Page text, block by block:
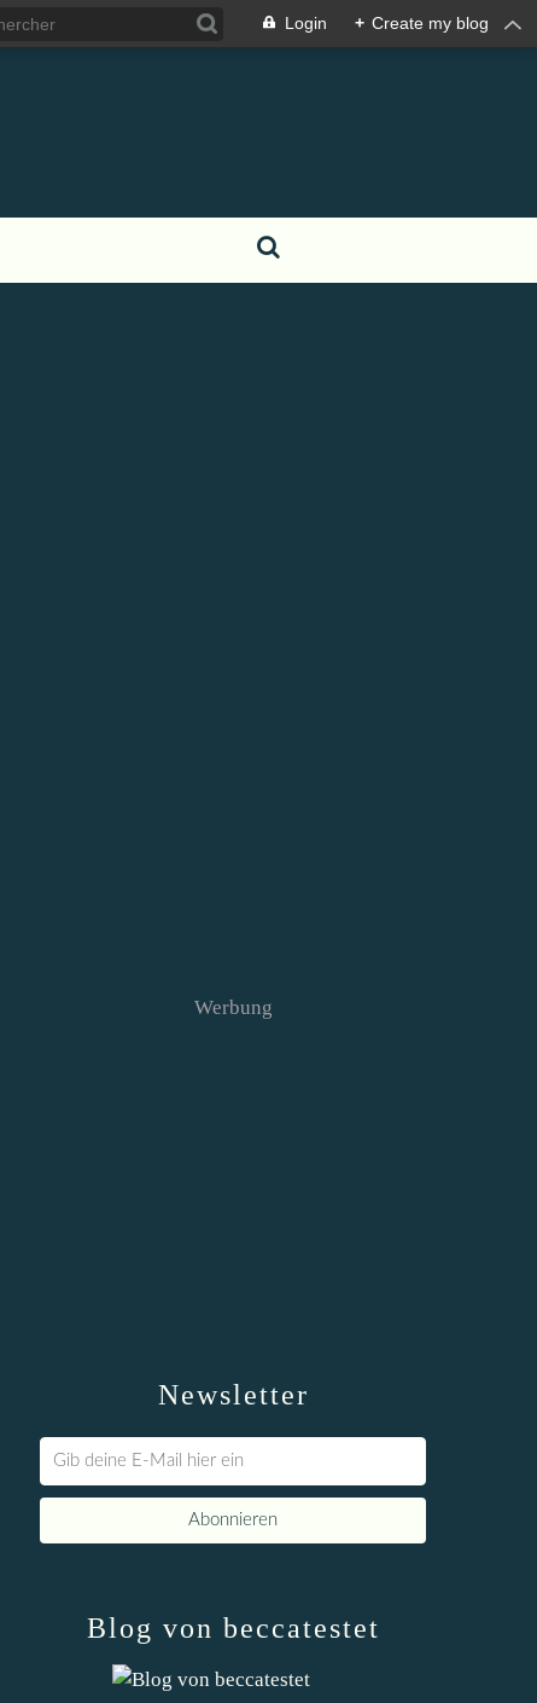
Login + Create my blog
Newsletter
Werbung
Blog von beccatestet